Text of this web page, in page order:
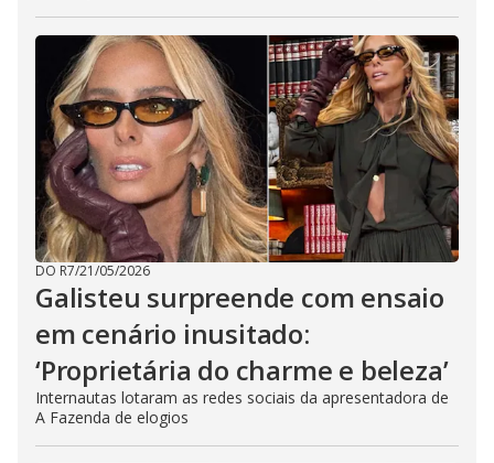
DO R7/21/05/2026
Galisteu surpreende com ensaio
em cenário inusitado:
‘Proprietária do charme e beleza’
Internautas lotaram as redes sociais da apresentadora de
A Fazenda de elogios